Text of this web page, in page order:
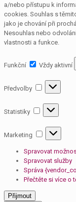
a/nebo přístupu k
cookies. Souhlas s
jako je chování při
Nesouhlas nebo
vlastnosti a funkce.
Funkční
Funkční
Vždy aktivní
Předvolby
Předvolby
Statistiky
Statistiky
Marketing
Marketing
Spravovat
Spravovat služby
Správa
Přečtěte si více o
Přijmout